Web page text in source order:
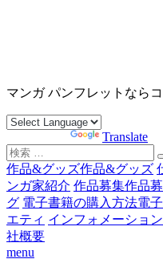
ツ
ス
ッ
プ
マンガ パンフレットなら
Translate
検
索
対
象:
作品&グッズ作品&グッズ
ンガ家紹介 作品募集作品
グ 電子書籍の購入方法電
エティ インフォメーション
社概要
menu